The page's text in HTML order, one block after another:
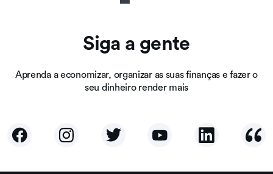
Siga a gente
Aprenda a economizar, organizar as suas finanças e fazer o
seu dinheiro render mais